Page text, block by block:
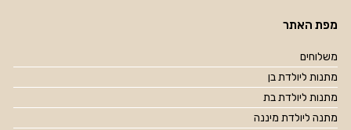
מפת האתר
משלוחים
מתנות ליולדת בן
מתנות ליולדת בת
מתנה ליולדת מיננה